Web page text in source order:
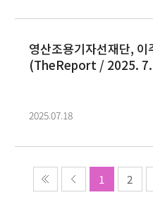
영산조용기자선재단,
(TheReport / 2025.
2025.07.18
1 2